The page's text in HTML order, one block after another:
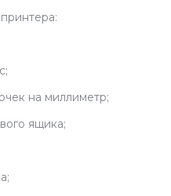
на миллиметр;
ящика;